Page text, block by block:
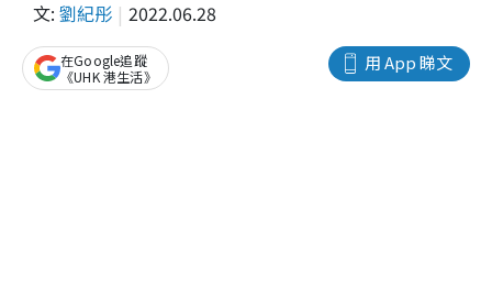
文: 劉紀彤 2022.06.28
用 App 睇文
在Google追蹤
《UHK 港生活》